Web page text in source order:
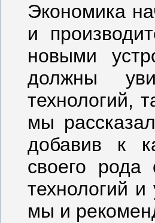
Экономика
и
новыми
должны
технологий,
мы
добавив к
своего
технологий
мы и